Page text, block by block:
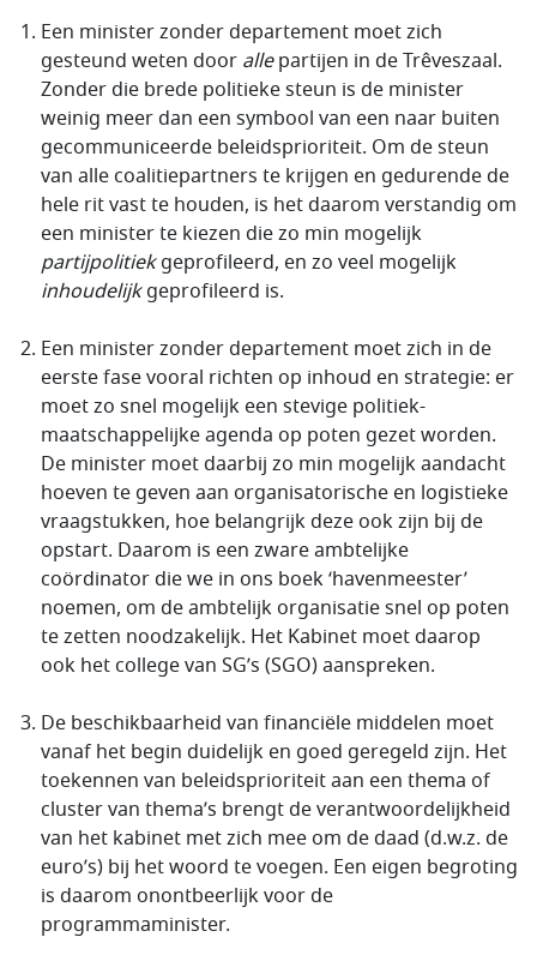
Een minister zonder departement moet zich
gesteund weten door allepartijen in de Trêveszaal.
Zonder die brede politieke steun is de minister
weinig meer dan een symbool van een naar buiten
gecommuniceerde beleidsprioriteit. Om de steun
van alle coalitiepartners te krijgen en gedurende de
hele rit vast te houden, is het daarom verstandig om
een minister te kiezen die zo min mogelijk
partijpolitiekgeprofileerd, en zo veel mogelijk
inhoudelijkgeprofileerd is.
Een minister zonder departement moet zich in de
eerste fase vooral richten op inhoud en strategie: er
moet zo snel mogelijk een stevige politiek-
maatschappelijke agenda op poten gezet worden.
De minister moet daarbij zo min mogelijk aandacht
hoeven te geven aan organisatorische en logistieke
vraagstukken, hoe belangrijk deze ook zijn bij de
opstart. Daarom is een zware ambtelijke
coördinator die we in ons boek ‘havenmeester’
noemen, om de ambtelijk organisatie snel op poten
te zetten noodzakelijk. Het Kabinet moet daarop
ook het college van SG’s (SGO) aanspreken.
De beschikbaarheid van financiële middelen moet
vanaf het begin duidelijk en goed geregeld zijn. Het
toekennen van beleidsprioriteit aan een thema of
cluster van thema’s brengt de verantwoordelijkheid
van het kabinet met zich mee om de daad (d.w.z. de
euro’s) bij het woord te voegen. Een eigen begroting
is daarom onontbeerlijk voor de
programmaminister.